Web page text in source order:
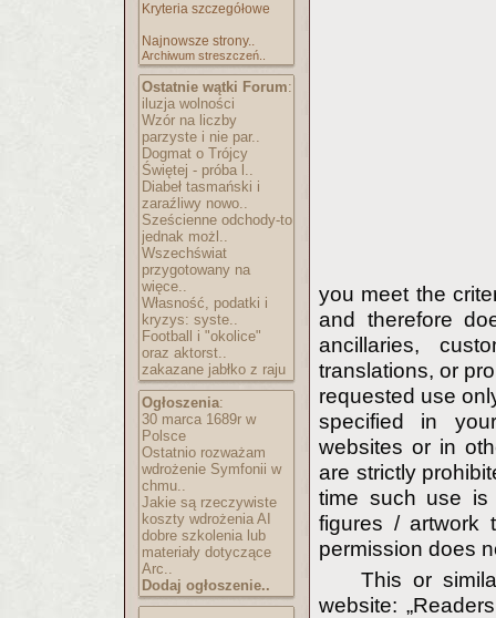
Kryteria szczegółowe
Najnowsze strony..
Archiwum streszczeń..
Ostatnie wątki Forum:
iluzja wolności
Wzór na liczby
parzyste i nie par..
Dogmat o Trójcy
Świętej - próba l..
Diabeł tasmański i
zaraźliwy nowo..
Sześcienne odchody-to
jednak możl..
Wszechświat
przygotowany na
więce..
Własność, podatki i
kryzys: syste..
Football i "okolice"
oraz aktorst..
zakazane jabłko z raju
Ogłoszenia:
30 marca 1689r w
Polsce
Ostatnio rozważam
wdrożenie Symfonii w
chmu..
Jakie są rzeczywiste
koszty wdrożenia AI
dobre szkolenia lub
materiały dotyczące
Arc..
Dodaj ogłoszenie..
you meet the
and therefore
ancillaries,
translations, or
requested use
specified in
websites or in
are strictly
time such use is
figures / artwork
permission does
This or
website: